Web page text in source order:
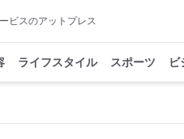
ビスのアットプレス
ライフスタイル スポーツ ビ